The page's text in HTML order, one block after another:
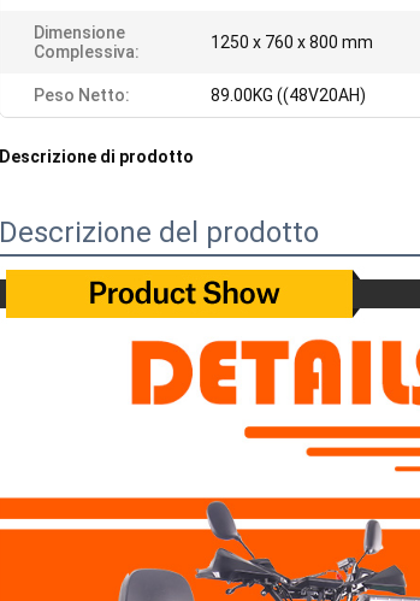
Dimensione
Complessiva:
1250 x 760 x 800 mm
Peso Netto: 89.00KG ((48V20AH)
Descrizione di prodotto
Descrizione del prodotto